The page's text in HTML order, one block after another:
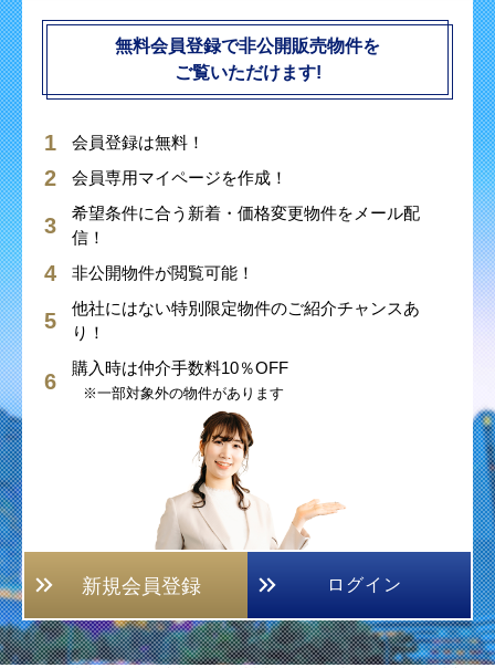
無料会員登録で非公開販売物件を
ご覧いただけます!
会員登録は無料！
会員専用マイページを作成！
希望条件に合う新着・価格変更物件をメール配
信！
非公開物件が閲覧可能！
他社にはない特別限定物件のご紹介チャンスあ
り！
購入時は仲介手数料10％OFF
※一部対象外の物件があります
新規会員登録 ログイン